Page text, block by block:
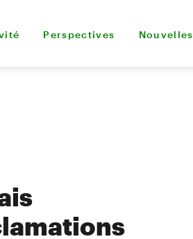
Perspectives Nouvelles